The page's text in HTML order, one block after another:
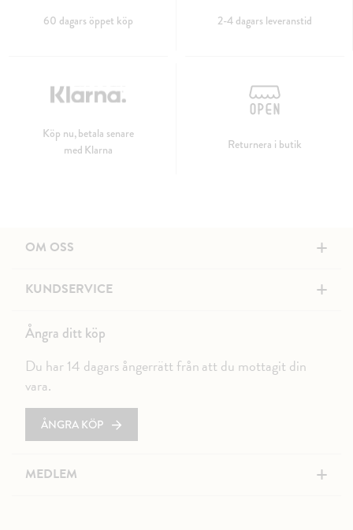
60 dagars öppet köp 2-4 dagars leveranstid
Köp nu, betala senare
med Klarna
Returnera i butik
OM OSS +
KUNDSERVICE +
Ångra ditt köp
Du har 14 dagars ångerrätt från att du mottagit din
vara.
ÅNGRA KÖP
MEDLEM +